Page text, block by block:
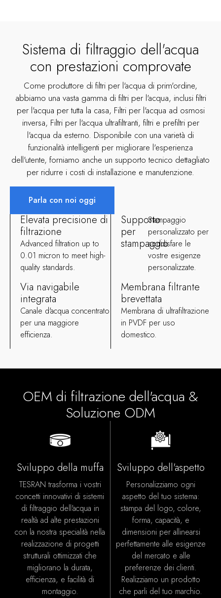
Sistema di filtraggio dell'acqua
con prestazioni comprovate
Come produttore di filtri per l'acqua di prim'ordine,
abbiamo una vasta gamma di filtri per l'acqua, inclusi filtri
per l'acqua per tutta la casa, Filtri per l'acqua ad osmosi
inversa, Filtri per l'acqua ultrafiltranti, filtri e prefiltri per
l'acqua da esterno. Disponibile con una varietà di
funzionalità intelligenti per migliorare l'esperienza
dell'utente, forniamo anche un supporto tecnico dettagliato
per ridurre i costi di installazione e manutenzione.
Parla con noi oggi
Elevata precisione di
filtrazione
Advanced filtration up to
0.01 micron to meet high-
quality standards.
Supporto
per
stampaggio
Stampaggio
personalizzato per
soddisfare le
vostre esigenze
personalizzate.
Via navigabile
integrata
Canale d'acqua concentrato
per una maggiore
efficienza.
Membrana filtrante
brevettata
Membrana di ultrafiltrazione
in PVDF per uso
domestico.
OEM di filtrazione dell'acqua &
Soluzione ODM
Sviluppo della muffa
TESRAN trasforma i vostri
concetti innovativi di sistemi
di filtraggio dell'acqua in
realtà ad alte prestazioni
con la nostra specialità nella
realizzazione di progetti
strutturali ottimizzati che
migliorano la durata,
efficienza, e facilità di
montaggio.
Sviluppo dell'aspetto
Personalizziamo ogni
aspetto del tuo sistema:
stampa del logo, colore,
forma, capacità, e
dimensioni per allinearsi
perfettamente alle esigenze
del mercato e alle
preferenze dei clienti.
Realizziamo un prodotto
che parli del tuo marchio.